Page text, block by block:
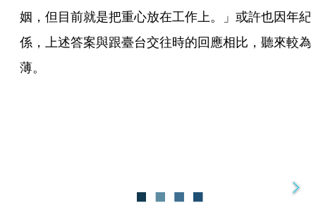
姻，但目前就是把重心放在工作上。」或許也因年紀
係，上述答案與跟臺台交往時的回應相比，聽來較為
薄。